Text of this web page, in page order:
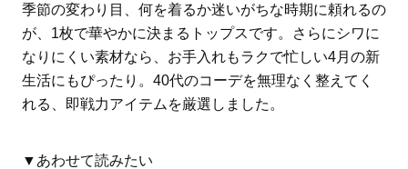
ママとパパに贈る「ジェンダーレ
ス学」
人気の40代髪型・ヘア
季節の変わり目、何を着るか迷いがちな時期に頼れるの
が、1枚で華やかに決まるトップスです。さらにシワに
なりにくい素材なら、お手入れもラクで忙しい4月の新
生活にもぴったり。40代のコーデを無理なく整えてく
れる、即戦力アイテムを厳選しました。
▼あわせて読みたい